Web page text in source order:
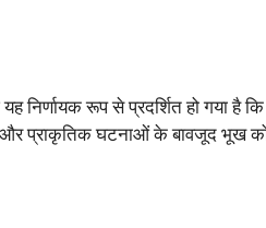
निर्णायक रूप से प्रदर्शित हो गया है कि
प्राकृतिक घटनाओं के बावजूद भूख